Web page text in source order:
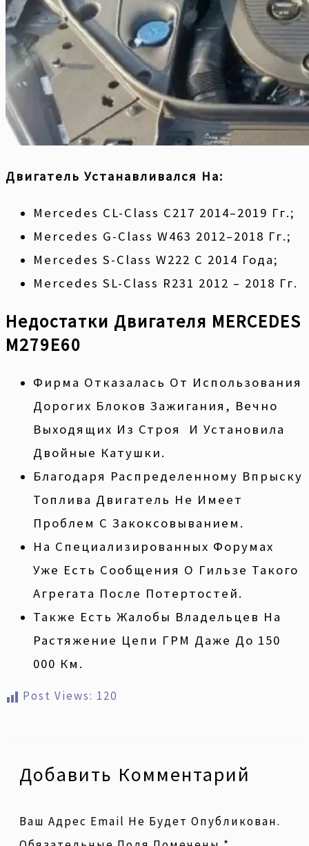
Двигатель Устанавливался На:
Mercedes CL-Class С217 2014–2019 Гг.;
Mercedes G-Class W463 2012–2018 Гг.;
Mercedes S-Class W222 С 2014 Года;
Mercedes SL-Class R231 2012 – 2018 Гг.
Недостатки Двигателя MERCEDES
M279E60
Фирма Отказалась От Использования
Дорогих Блоков Зажигания, Вечно
Выходящих Из Строя И Установила
Двойные Катушки.
Благодаря Распределенному Впрыску
Топлива Двигатель Не Имеет
Проблем С Закоксовыванием.
На Специализированных Форумах
Уже Есть Сообщения О Гильзе Такого
Агрегата После Потертостей.
Также Есть Жалобы Владельцев На
Растяжение Цепи ГРМ Даже До 150
000 Км.
Post Views: 120
Добавить Комментарий
Ваш Адрес Email Не Будет Опубликован.